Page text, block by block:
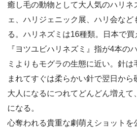
癒し毛の動物として大人気のハリネ
ェ、ハリジェニック展、ハリ会など
る。ハリネズミは16種類。日本で買
『ヨツユビハリネズミ』指が4本の
ミよりもモグラの生態に近い。針
まれてすぐは柔らかい針で翌日から
大人になるにつれてどんどん増えて
になる。
心奪われる貴重な劇萌えショットを